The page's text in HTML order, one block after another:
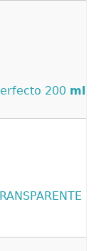
200 ml